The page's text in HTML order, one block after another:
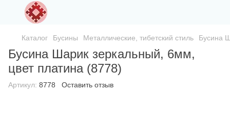
Каталог Бусины Металлические, тибетский стиль Бусина
Бусина Шарик зеркальный, 6мм,
цвет платина (8778)
Артикул: 8778 Оставить отзыв